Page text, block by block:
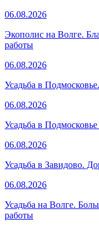
06.08.2026
Экополис на Волге.
работы
06.08.2026
Усадьба в
06.08.2026
Усадьба в
06.08.2026
Усадьба в Завидово.
06.08.2026
Усадьба на Волге.
работы